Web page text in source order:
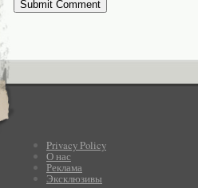
Privacy Policy
О нас
Реклама
Эксклюзивы